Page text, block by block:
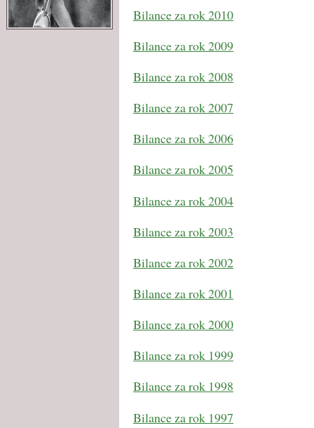
Bilance za rok 2010
Bilance za rok 2009
Bilance za rok 2008
Bilance za rok 2007
Bilance za rok 2006
Bilance za rok 2005
Bilance za rok 2004
Bilance za rok 2003
Bilance za rok 2002
Bilance za rok 2001
Bilance za rok 2000
Bilance za rok 1999
Bilance za rok 1998
Bilance za rok 1997